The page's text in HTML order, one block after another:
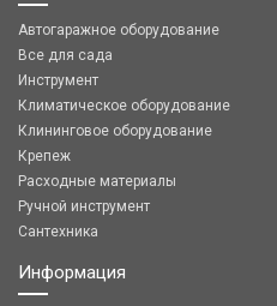
Автогаражное оборудование
Все для сада
Инструмент
Климатическое оборудование
Клининговое оборудование
Крепеж
Расходные материалы
Ручной инструмент
Сантехника
Информация